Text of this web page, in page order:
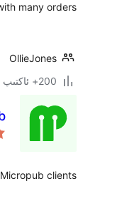
many orders.
OllieJones
200+ ئاكتىپ ئورنىتىش
clients.